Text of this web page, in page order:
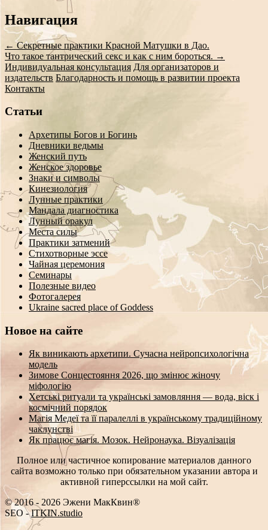
Сообщение
навигации
Навигация
← Секретные практики Красной Матушки в Дао.
Что такое тантрический секс и как с ним бороться. →
Индивидуальная консультация Для организаторов и
издательств Благодарность и помощь в развитии проекта
Контакты
Статьи
Архетипы Богов и Богинь
Дневники ведьмы
Женский путь
Женское здоровье
Знаки и символы
Кинезиология
Лунные практики
Мандала диагностика
Лунный оракул
Места силы
Практики затмений
Стихотворные эссе
Чайная церемония
Семинары
Полезные видео
Фотогалерея
Ukraine sacred place of Goddess
Новое на сайте
Як виникають архетипи. Сучасна нейропсихологічна
модель
Зимове Сонцестояння 2026, що змінює жіночу
міфологію
Хетські ритуали та українські замовляння — вода, віск і
космічний порядок
Магія Медеї та її паралеллі в українському традиційному
чаклунстві
Як працює магія. Мозок. Нейронаука. Візуалізація
Полное или частичное копирование материалов данного
сайта возможно только при обязательном указании автора и
активной гиперссылки на мой сайт.
© 2016 - 2026 Эжени МакКвин®
PPC-ITKIN.studio